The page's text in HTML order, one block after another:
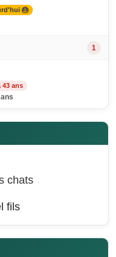
🎂
1
43 ans
chats
fils